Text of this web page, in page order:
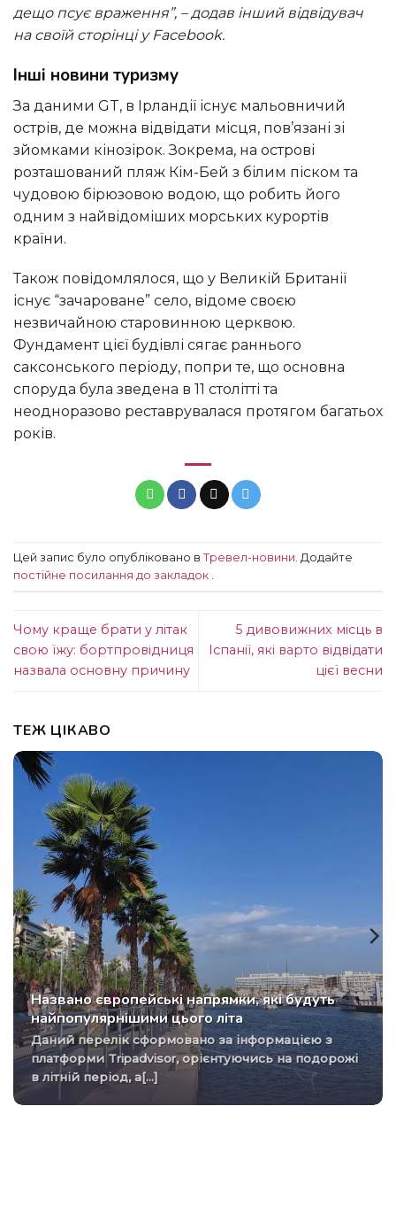
дещо псує враження”, – додав інший відвідувач
на своїй сторінці у Facebook.
Інші новини туризму
За даними GT, в Ірландії існує мальовничий
острів, де можна відвідати місця, пов’язані зі
зйомками кінозірок. Зокрема, на острові
розташований пляж Кім-Бей з білим піском та
чудовою бірюзовою водою, що робить його
одним з найвідоміших морських курортів
країни.
Також повідомлялося, що у Великій Британії
існує “зачароване” село, відоме своєю
незвичайною старовинною церквою.
Фундамент цієї будівлі сягає раннього
саксонського періоду, попри те, що основна
споруда була зведена в 11 столітті та
неодноразово реставрувалася протягом багатьох
років.
Цей запис було опубліковано в Тревел-новини . Додайте
постійне посилання до закладок
Чому краще брати у літак
свою їжу: бортпровідниця
назвала основну причину
5 дивовижних місць в
Іспанії, які варто відвідати
цієї весни
ТЕЖ ЦІКАВО
Названо європейські напрямки, які будуть
найпопулярнішими цього літа
Даний перелік сформовано за інформацією з
платформи Tripadvisor, орієнтуючись на подорожі
в літній період, а[...]